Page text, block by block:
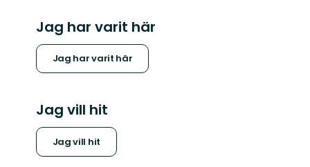
Jag har varit här
Jag har varit här
Jag vill hit
Jag vill hit